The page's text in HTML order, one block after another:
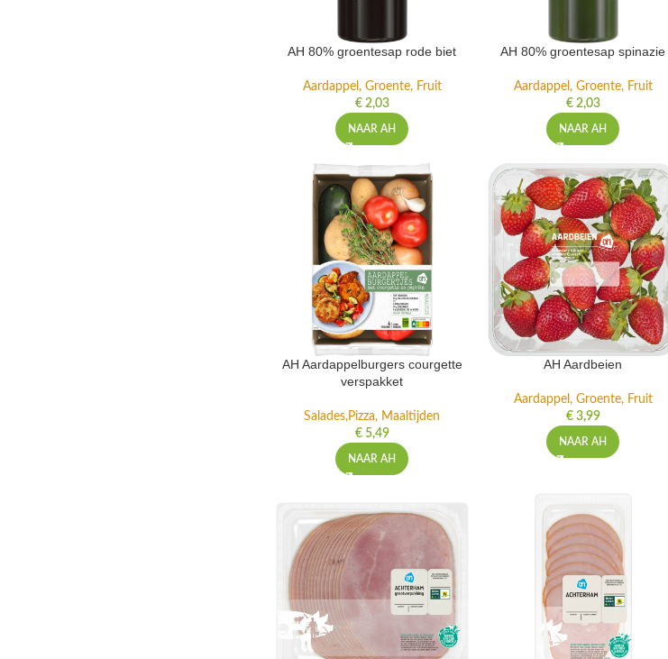
AH 80% groentesap rode biet
Aardappel, Groente, Fruit
€2,03
NAAR AH
AH 80% groentesap spinazie
Aardappel, Groente, Fruit
€2,03
NAAR AH
AH Aardappelburgers courgette
verspakket
Salades,Pizza, Maaltijden
€5,49
NAAR AH
AH Aardbeien
Aardappel, Groente, Fruit
€3,99
NAAR AH